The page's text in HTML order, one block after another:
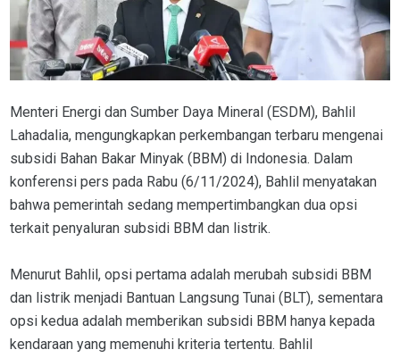
Menteri Energi dan Sumber Daya Mineral (ESDM), Bahlil
Lahadalia, mengungkapkan perkembangan terbaru mengenai
subsidi Bahan Bakar Minyak (BBM) di Indonesia. Dalam
konferensi pers pada Rabu (6/11/2024), Bahlil menyatakan
bahwa pemerintah sedang mempertimbangkan dua opsi
terkait penyaluran subsidi BBM dan listrik.
Menurut Bahlil, opsi pertama adalah merubah subsidi BBM
dan listrik menjadi Bantuan Langsung Tunai (BLT), sementara
opsi kedua adalah memberikan subsidi BBM hanya kepada
kendaraan yang memenuhi kriteria tertentu. Bahlil